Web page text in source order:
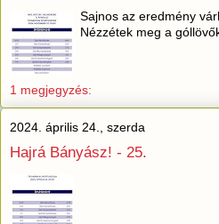
Sajnos az eredmény
Nézzétek meg a
1 megjegyzés:
2024. április 24., szerda
Hajrá Bányász! - 25.